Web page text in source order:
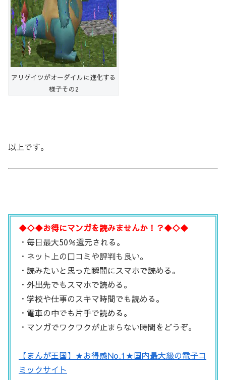
アリゲイツがオーダイルに進化する
様子その2
以上です。
◆◇◆お得にマンガを読みませんか！？◆◇◆
・毎日最大50％還元される。
・ネット上の口コミや評判も良い。
・読みたいと思った瞬間にスマホで読める。
・外出先でもスマホで読める。
・学校や仕事のスキマ時間でも読める。
・電車の中でも片手で読める。
・マンガでワクワクが止まらない時間をどうぞ。
【まんが王国】★お得感No.1★国内最大級の電子コ
ミックサイト